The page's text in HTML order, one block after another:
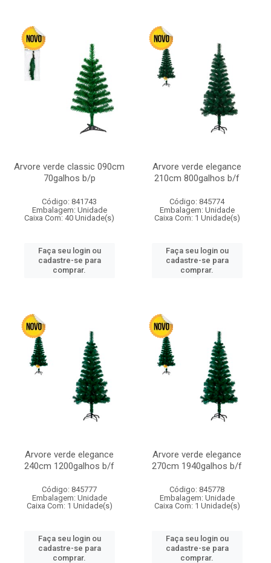
Arvore verde classic 090cm
70galhos b/p
Código: 841743
Embalagem: Unidade
Caixa Com: 40 Unidade(s)
Faça seu login ou
cadastre-se para
comprar.
Arvore verde elegance
210cm 800galhos b/f
Código: 845774
Embalagem: Unidade
Caixa Com: 1 Unidade(s)
Faça seu login ou
cadastre-se para
comprar.
Arvore verde elegance
240cm 1200galhos b/f
Código: 845777
Embalagem: Unidade
Caixa Com: 1 Unidade(s)
Faça seu login ou
cadastre-se para
comprar.
Arvore verde elegance
270cm 1940galhos b/f
Código: 845778
Embalagem: Unidade
Caixa Com: 1 Unidade(s)
Faça seu login ou
cadastre-se para
comprar.